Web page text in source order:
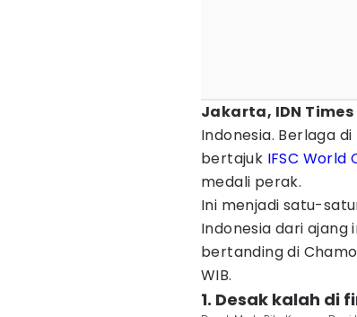
Jakarta, IDN Times
Indonesia. Berlaga di
bertajuk IFSC World
medali perak.
Ini menjadi satu-
Indonesia dari ajang
bertanding di
WIB.
1. Desak kalah di